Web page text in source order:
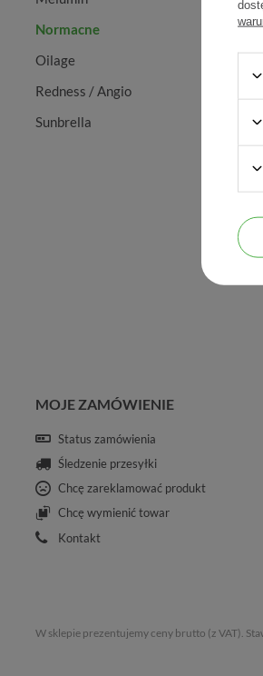
Normacne
Oilage
Redness / Angio
Sunbrella
MOJE ZAMÓWIENIE
Status zamówienia
Śledzenie przesyłki
Chcę zareklamować produkt
Chcę wymienić towar
Kontakt
W sklepie prezentujemy ceny brutto (z VAT).